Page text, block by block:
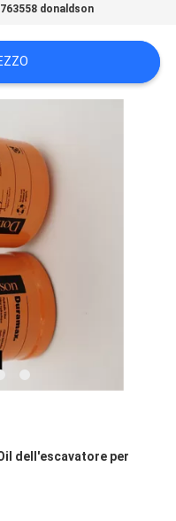
donaldson
dell'escavatore per